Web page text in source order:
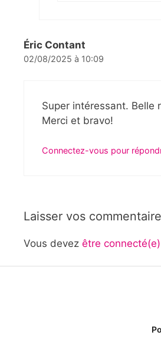
Éric Contant
02/08/2025 à 10:09
Super intéressant.
Merci et bravo!
Connectez-vous pour
Laisser vos
Vous devez être connecté(e)